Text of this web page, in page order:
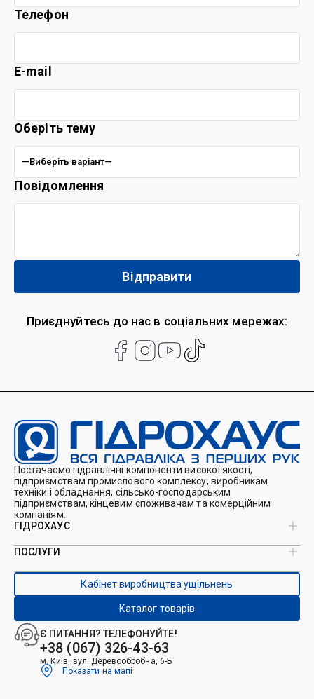
Приєднуйтесь до нас в соціальних мережах:
Телефон
E-mail
Оберіть тему
Повідомлення
Постачаємо гідравлічні компоненти високої якості,
підприємствам промислового комплексу, виробникам
техніки і обладнання, сільсько-господарським
підприємствам, кінцевим споживачам та комерційним
компаніям.
Є ПИТАННЯ? ТЕЛЕФОНУЙТЕ!
+38 (067) 326-43-63
м. Київ, вул. Деревообробна, 6-Б
Показати на мапі
ГІДРОХАУС
Про нас
Каталоги
Контакти
ПОСЛУГИ
Виробництво ущільнень
Виробництво гідроциліндрів
Ремонт гідроциліндрів
Ремонт і виготовлення РВТ
Ремонт техніки
Гідрофікація авто
Кабінет виробництва ущільнень
Каталог товарів